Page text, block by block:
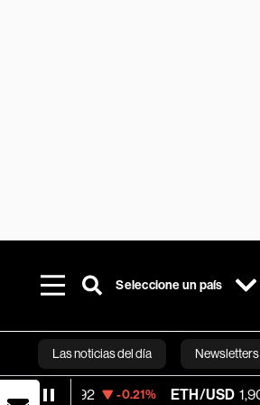
Seleccione un país
Las noticias del día Newsletters
ETH/USD 1,909.115 -0.35%